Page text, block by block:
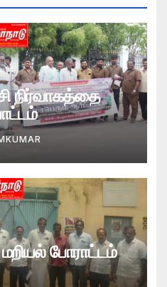
நிர்வாகத்தை
போராட்டம்